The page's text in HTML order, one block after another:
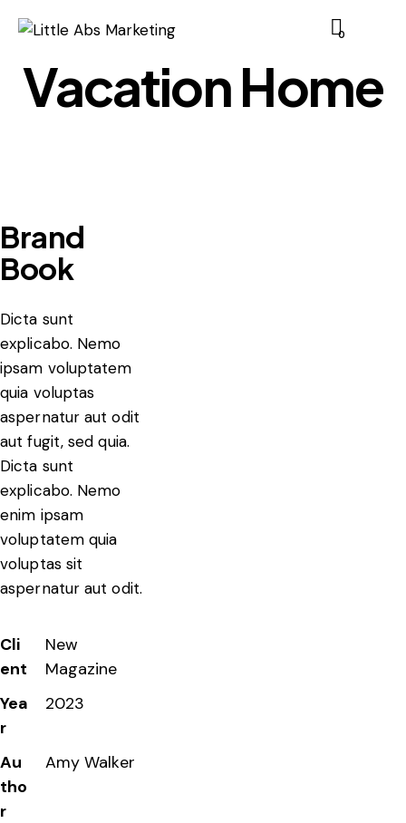
0
Vacation Home
Brand
Book
Dicta sunt
explicabo. Nemo
ipsam voluptatem
quia voluptas
aspernatur aut odit
aut fugit, sed quia.
Dicta sunt
explicabo. Nemo
enim ipsam
voluptatem quia
voluptas sit
aspernatur aut odit.
Cli
ent
New
Magazine
Yea
r
2023
Au
tho
r
Amy Walker